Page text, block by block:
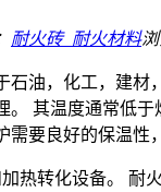
耐火砖_耐火材料
油，化工，建材
。 其温度通常低
要良好的保温性
热转化设备。 耐